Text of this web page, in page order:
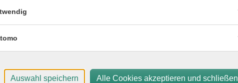
6, 25451 Quickborn.
an bildung@henri-goldstein-haus.de. Bitte achten
Eigene Dokumente oder Fragen zur
Auswahl speichern Alle Cookies akzeptieren und schließen